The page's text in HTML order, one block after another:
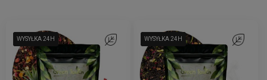
WYSYŁKA 24H
WYSYŁKA 24H
WYSYŁKA 24H Do ulubionychWYSYŁKA 24H
WYSYŁKA 24H
WYSYŁKA 24H Do